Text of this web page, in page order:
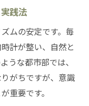
する専門医の特
ックス法を実践
活用も視野に
践法
ムの安定です。毎
計が整い、自然と
うな都市部では、
がちですが、意識
重要です。